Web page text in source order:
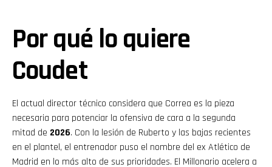
Por qué lo quiere
Coudet
El actual director técnico considera que Correa es la pieza
necesaria para potenciar la ofensiva de cara a la segunda
mitad de 2026. Con la lesión de Ruberto y las bajas recientes
en el plantel, el entrenador puso el nombre del ex Atlético de
Madrid en lo más alto de sus prioridades. El Millonario acelera a